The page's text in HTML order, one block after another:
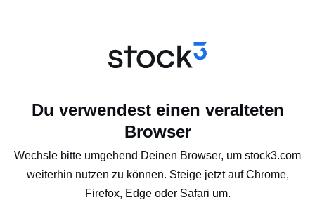
Du verwendest einen veralteten
Browser
Wechsle bitte umgehend Deinen Browser, um stock3.com
weiterhin nutzen zu können. Steige jetzt auf Chrome,
Firefox, Edge oder Safari um.